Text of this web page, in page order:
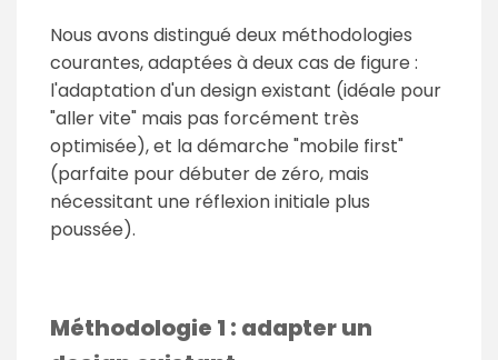
Nous avons distingué deux méthodologies
courantes, adaptées à deux cas de figure :
l'adaptation d'un design existant (idéale pour
"aller vite" mais pas forcément très
optimisée), et la démarche "mobile first"
(parfaite pour débuter de zéro, mais
nécessitant une réflexion initiale plus
poussée).
Méthodologie 1 : adapter un